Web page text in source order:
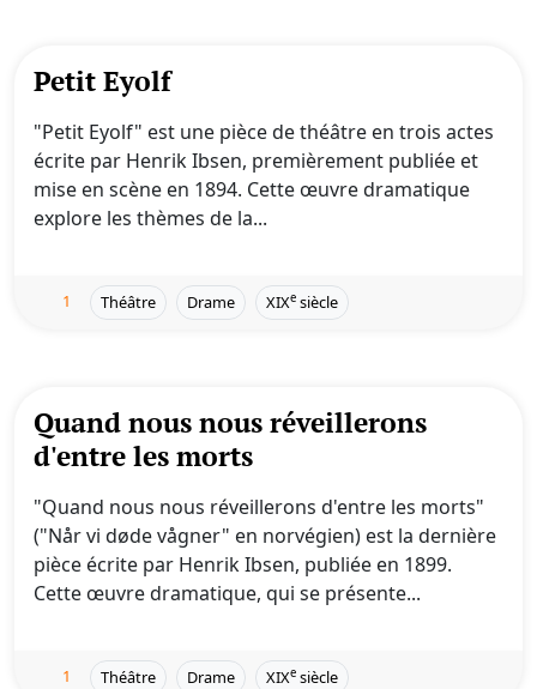
Petit Eyolf
"Petit Eyolf" est une pièce de théâtre en trois actes
écrite par Henrik Ibsen, premièrement publiée et
mise en scène en 1894. Cette œuvre dramatique
explore les thèmes de la...
1 Théâtre Drame XIXe siècle
Quand nous nous réveillerons
d'entre les morts
"Quand nous nous réveillerons d'entre les morts"
("Når vi døde vågner" en norvégien) est la dernière
pièce écrite par Henrik Ibsen, publiée en 1899.
Cette œuvre dramatique, qui se présente...
1 Théâtre Drame XIXe siècle